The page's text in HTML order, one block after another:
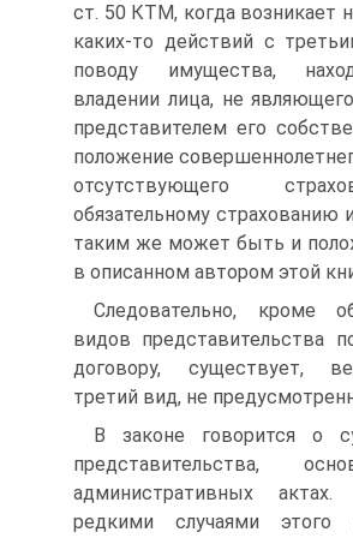
ст. 50 КТМ, когда возникает
каких-то действий с
поводу имущества,
владении лица, не
представителем его
положение
отсутствующего
обязательному страхованию
таким же может быть и
в описанном автором этой
Следовательно, кроме
видов представительства
договору, существует,
третий вид, не
В законе говорится о
представительства,
административных актах.
редкими случаями